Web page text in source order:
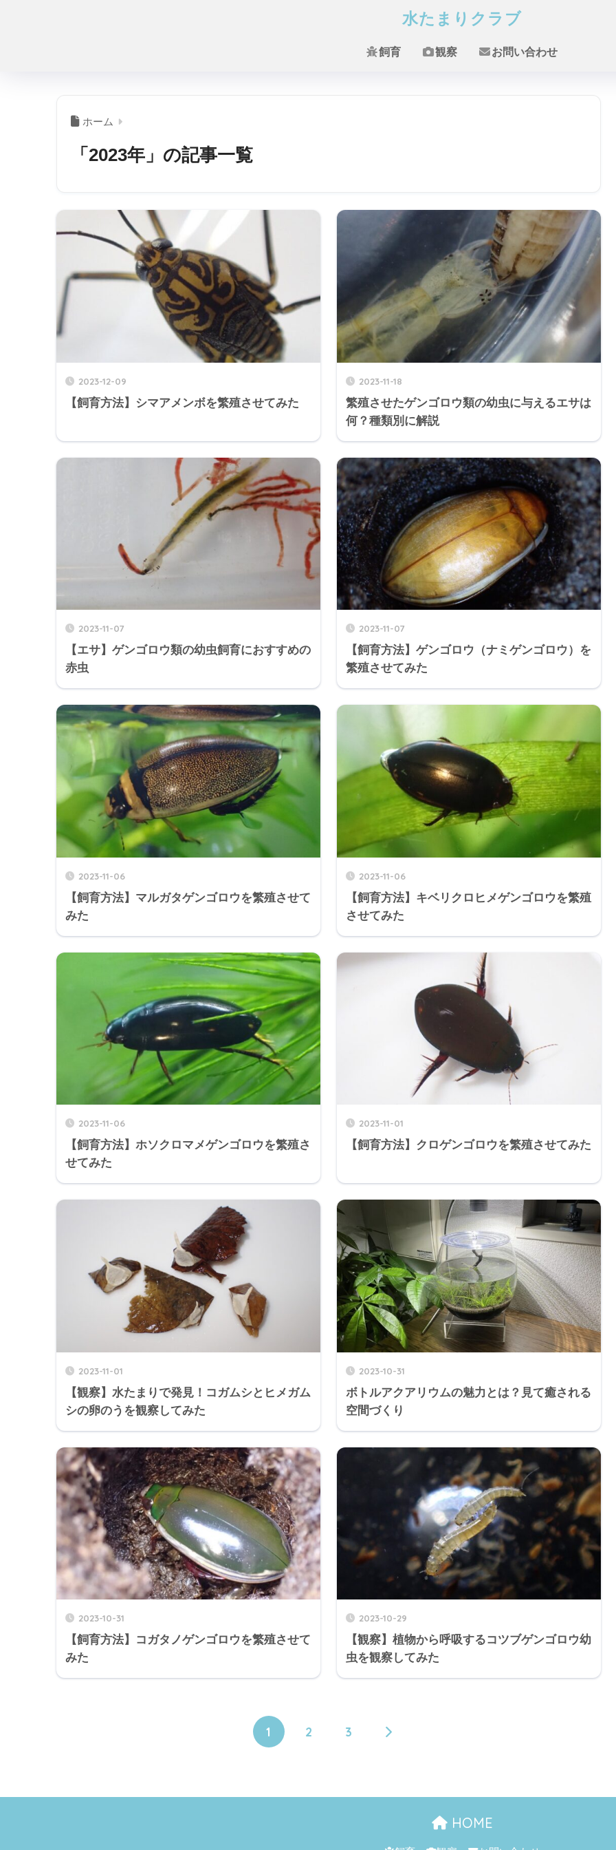
水たまりクラブ
飼育 観察 お問い合わせ
ホーム
「2023年」の記事一覧
2023-12-09
【飼育方法】シマアメンボを繁殖させてみた
2023-11-18
繁殖させたゲンゴロウ類の幼虫に与えるエサは
何？種類別に解説
2023-11-07
【エサ】ゲンゴロウ類の幼虫飼育におすすめの
赤虫
2023-11-07
【飼育方法】ゲンゴロウ（ナミゲンゴロウ）を
繁殖させてみた
2023-11-06
【飼育方法】マルガタゲンゴロウを繁殖させて
みた
2023-11-06
【飼育方法】キベリクロヒメゲンゴロウを繁殖
させてみた
2023-11-06
【飼育方法】ホソクロマメゲンゴロウを繁殖さ
せてみた
2023-11-01
【飼育方法】クロゲンゴロウを繁殖させてみた
2023-11-01
【観察】水たまりで発見！コガムシとヒメガム
シの卵のうを観察してみた
2023-10-31
ボトルアクアリウムの魅力とは？見て癒される
空間づくり
2023-10-31
【飼育方法】コガタノゲンゴロウを繁殖させて
みた
2023-10-29
【観察】植物から呼吸するコツブゲンゴロウ幼
虫を観察してみた
1 2 3
HOME